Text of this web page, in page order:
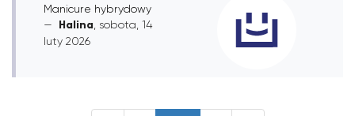
Manicure hybrydowy
Halina , sobota, 14
luty 2026